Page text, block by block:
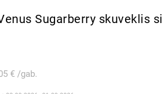
Sugarberry skuveklis
€ gab.